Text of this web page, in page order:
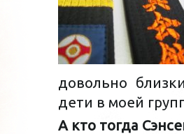
довольно
дети в моей
А кто тогда